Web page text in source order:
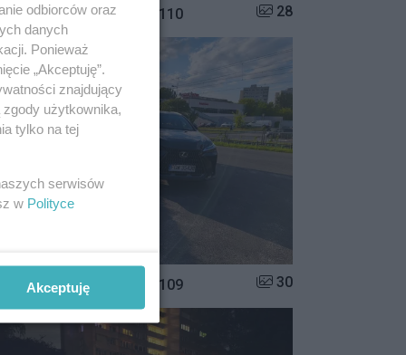
parkowania #110 Liczba zdjęć w galerii:
28
parkowania #109 Liczba zdjęć w galerii:
30
odbiorców oraz
danych
Ponieważ
„Akceptuję”.
znajdujący
użytkownika,
tylko na tej
serwisów
w Polityce
Akceptuję